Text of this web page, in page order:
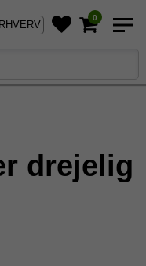
0
drejelig